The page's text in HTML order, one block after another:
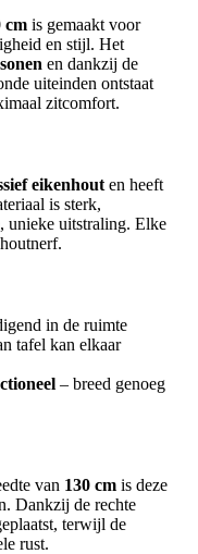
cmis gemaakt voor
en stijl. Het
en dankzij de
uiteinden ontstaat
zitcomfort.
eikenhouten heeft
is sterk,
unieke uitstraling. Elke
in de ruimte
tafel kan elkaar
– breed genoeg
van 130 cmis deze
Dankzij de rechte
terwijl de
rust.